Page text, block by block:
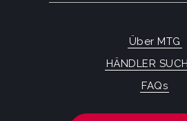
Über MTG
HÄNDLER
FAQs